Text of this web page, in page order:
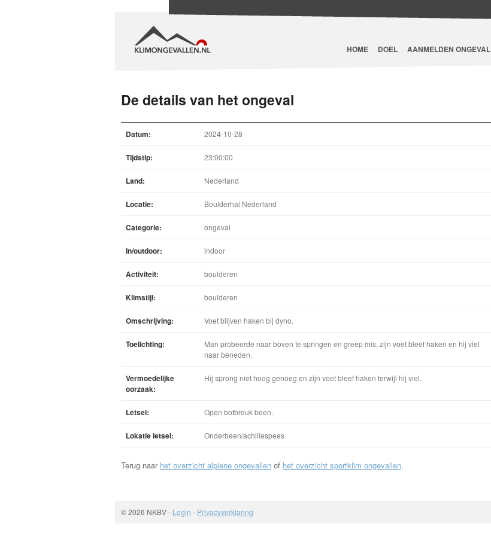
HOME DOEL AANMELDEN ONGEVAL
De details van het ongeval
Datum: 2024-10-28
Tijdstip: 23:00:00
Land: Nederland
Locatie: Boulderhal Nederland
Categorie: ongeval
In/outdoor: indoor
Activiteit: boulderen
Klimstijl: boulderen
Omschrijving: Voet blijven haken bij dyno.
Toelichting:
Man probeerde naar boven te springen en greep mis, zijn voet bleef haken en hij viel
naar beneden.
Vermoedelijke
oorzaak:
Hij sprong niet hoog genoeg en zijn voet bleef haken terwijl hij viel.
Letsel: Open botbreuk been.
Lokatie letsel: Onderbeen/achillespees
Terug naar het overzicht alpiene ongevallen of het overzicht sportklim ongevallen.
© 2026 NKBV- Login - Privacyverklaring